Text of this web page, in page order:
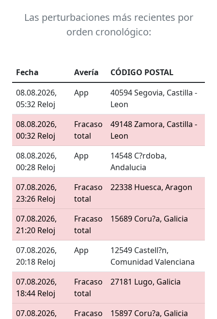
Las perturbaciones más recientes por
orden cronológico:
Fecha Avería
CÓDIGO POSTAL
08.08.2026,
05:32 Reloj
App
40594 Segovia, Castilla -
Leon
08.08.2026,
00:32 Reloj
Fracaso
total
49148 Zamora, Castilla -
Leon
08.08.2026,
00:28 Reloj
App
14548 C?rdoba,
Andalucia
07.08.2026,
23:26 Reloj
Fracaso
total
22338 Huesca, Aragon
07.08.2026,
21:20 Reloj
Fracaso
total
15689 Coru?a, Galicia
07.08.2026,
20:18 Reloj
App
12549 Castell?n,
Comunidad Valenciana
07.08.2026,
18:44 Reloj
Fracaso
total
27181 Lugo, Galicia
07.08.2026,
Fracaso
15897 Coru?a, Galicia